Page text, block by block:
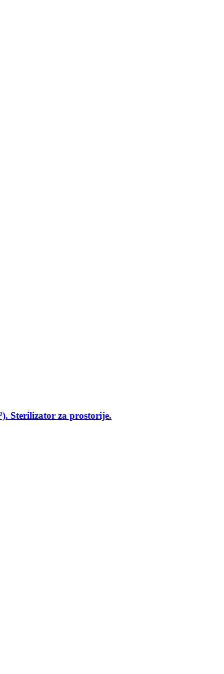
Sterilizator za prostorije.